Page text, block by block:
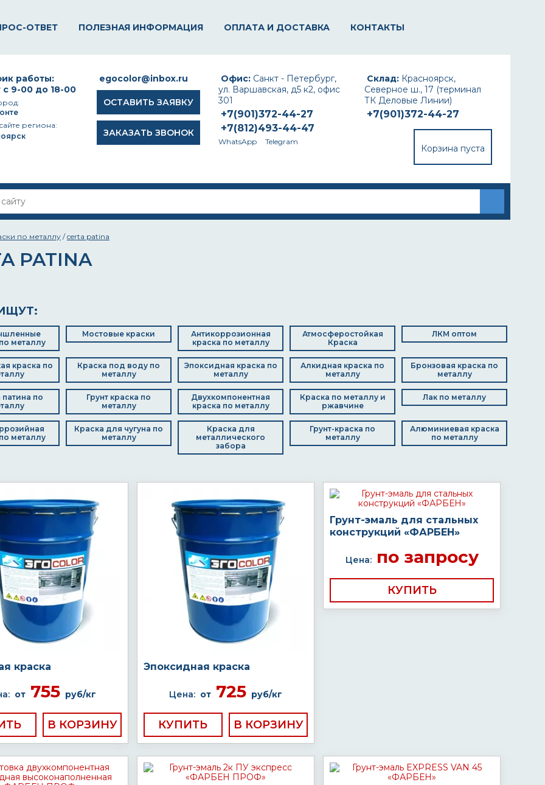
ОТВЕТ ПОЛЕЗНАЯ ИНФОРМАЦИЯ ОПЛАТА И ДОСТАВКА КОНТАКТЫ
Склад: Красноярск,
Северное ш., 17 (терминал
ТК Деловые Линии)
+7(901)372-44-27
Корзина пуста
Офис: Санкт - Петербург,
ул. Варшавская, д5 к2, офис
301
+7(901)372-44-27
+7(812)493-44-47
WhatsApp Telegram
egocolor@inbox.ru
ОСТАВИТЬ ЗАЯВКУ
ЗАКАЗАТЬ ЗВОНОК
работы:
с 9-00 до 18-00
региона:
по металлу /certa patina
PATINA
металлу
Мостовые краски
Антикоррозионная
краска по металлу
Атмосферостойкая
Краска
ЛКМ оптом
краска по
Краска под воду по
металлу
Эпоксидная краска по
металлу
Алкидная краска по
металлу
Бронзовая краска по
металлу
патина по
Грунт краска по
металлу
Двухкомпонентная
краска по металлу
Краска по металлу и
ржавчине
Лак по металлу
металлу
Краска для чугуна по
металлу
Краска для
металлического
забора
Грунт-краска по
металлу
Алюминиевая краска
по металлу
краска
от755 руб/кг
Эпоксидная краска
Цена: от 725 руб/кг
КУПИТЬ
Грунт-эмаль для стальных
конструкций «ФАРБЕН»
Цена:по запросу
КУПИТЬ